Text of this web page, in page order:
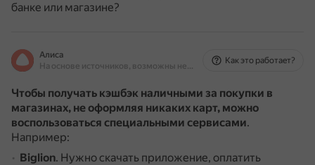
банке или магазине?
Алиса
На основе источников, возможны неточности
Как это работает?
Чтобы получать кэшбэк наличными за покупки в
магазинах, не оформляя никаких карт, можно
воспользоваться специальными сервисами.
Например:
Biglion. Нужно скачать приложение, оплатить